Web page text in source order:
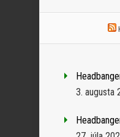
3. augusta